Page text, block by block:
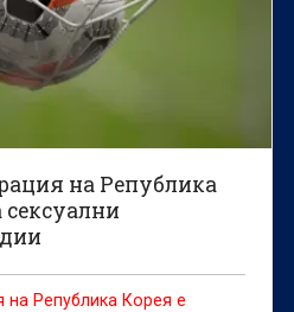
на Република
Република Корея е